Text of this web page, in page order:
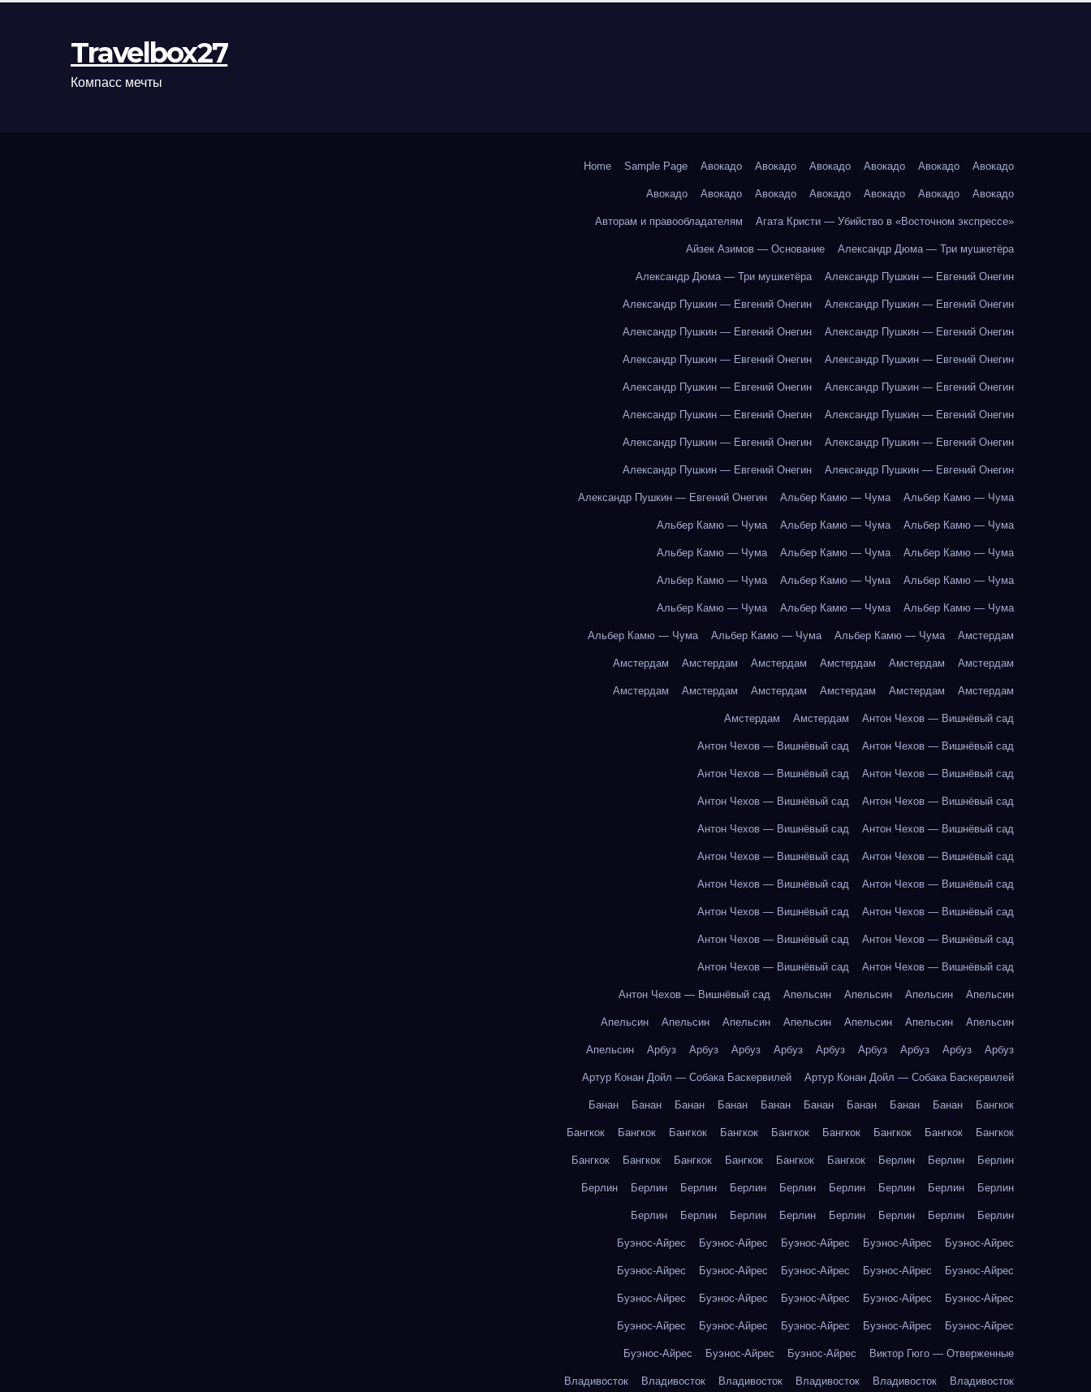
Travelbox27
Компасс мечты
Home Sample Page Авокадо Авокадо Авокадо Авокадо Авокадо Авокадо
Авокадо Авокадо Авокадо Авокадо Авокадо Авокадо Авокадо
Авторам и правообладателям Агата Кристи — Убийство в «Восточном экспрессе»
Айзек Азимов — Основание Александр Дюма — Три мушкетёра
Александр Дюма — Три мушкетёра Александр Пушкин — Евгений Онегин
Александр Пушкин — Евгений Онегин Александр Пушкин — Евгений Онегин
Александр Пушкин — Евгений Онегин Александр Пушкин — Евгений Онегин
Александр Пушкин — Евгений Онегин Александр Пушкин — Евгений Онегин
Александр Пушкин — Евгений Онегин Александр Пушкин — Евгений Онегин
Александр Пушкин — Евгений Онегин Александр Пушкин — Евгений Онегин
Александр Пушкин — Евгений Онегин Александр Пушкин — Евгений Онегин
Александр Пушкин — Евгений Онегин Александр Пушкин — Евгений Онегин
Александр Пушкин — Евгений Онегин Альбер Камю — Чума Альбер Камю — Чума
Альбер Камю — Чума Альбер Камю — Чума Альбер Камю — Чума
Альбер Камю — Чума Альбер Камю — Чума Альбер Камю — Чума
Альбер Камю — Чума Альбер Камю — Чума Альбер Камю — Чума
Альбер Камю — Чума Альбер Камю — Чума Альбер Камю — Чума
Альбер Камю — Чума Альбер Камю — Чума Альбер Камю — Чума Амстердам
Амстердам Амстердам Амстердам Амстердам Амстердам Амстердам
Амстердам Амстердам Амстердам Амстердам Амстердам Амстердам
Амстердам Амстердам Антон Чехов — Вишнёвый сад
Антон Чехов — Вишнёвый сад Антон Чехов — Вишнёвый сад
Антон Чехов — Вишнёвый сад Антон Чехов — Вишнёвый сад
Антон Чехов — Вишнёвый сад Антон Чехов — Вишнёвый сад
Антон Чехов — Вишнёвый сад Антон Чехов — Вишнёвый сад
Антон Чехов — Вишнёвый сад Антон Чехов — Вишнёвый сад
Антон Чехов — Вишнёвый сад Антон Чехов — Вишнёвый сад
Антон Чехов — Вишнёвый сад Антон Чехов — Вишнёвый сад
Антон Чехов — Вишнёвый сад Антон Чехов — Вишнёвый сад
Антон Чехов — Вишнёвый сад Антон Чехов — Вишнёвый сад
Антон Чехов — Вишнёвый сад Апельсин Апельсин Апельсин Апельсин
Апельсин Апельсин Апельсин Апельсин Апельсин Апельсин Апельсин
Апельсин Арбуз Арбуз Арбуз Арбуз Арбуз Арбуз Арбуз Арбуз Арбуз
Артур Конан Дойл — Собака Баскервилей Артур Конан Дойл — Собака Баскервилей
Банан Банан Банан Банан Банан Банан Банан Банан Банан Бангкок
Бангкок Бангкок Бангкок Бангкок Бангкок Бангкок Бангкок Бангкок Бангкок
Бангкок Бангкок Бангкок Бангкок Бангкок Бангкок Берлин Берлин Берлин
Берлин Берлин Берлин Берлин Берлин Берлин Берлин Берлин Берлин
Берлин Берлин Берлин Берлин Берлин Берлин Берлин Берлин
Буэнос-Айрес Буэнос-Айрес Буэнос-Айрес Буэнос-Айрес Буэнос-Айрес
Буэнос-Айрес Буэнос-Айрес Буэнос-Айрес Буэнос-Айрес Буэнос-Айрес
Буэнос-Айрес Буэнос-Айрес Буэнос-Айрес Буэнос-Айрес Буэнос-Айрес
Буэнос-Айрес Буэнос-Айрес Буэнос-Айрес Буэнос-Айрес Буэнос-Айрес
Буэнос-Айрес Буэнос-Айрес Буэнос-Айрес Виктор Гюго — Отверженные
Владивосток Владивосток Владивосток Владивосток Владивосток Владивосток